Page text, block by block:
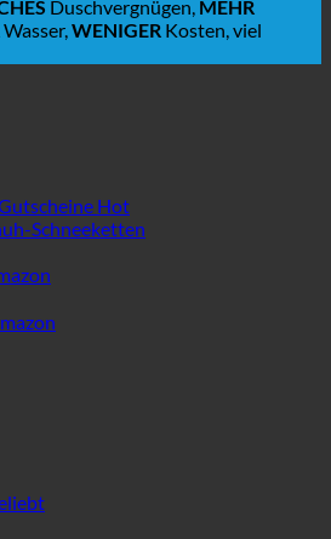
Duschvergnügen, MEHR
Wasser,WENIGER Kosten, viel
Schneeketten